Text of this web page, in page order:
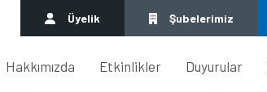
Üyelik Şubelerimiz
Hakkımızda Etkinlikler Duyurular